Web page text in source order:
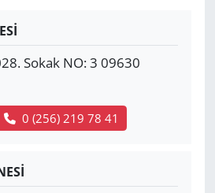
Sokak NO: 3 09630
0 (256) 219 78 41